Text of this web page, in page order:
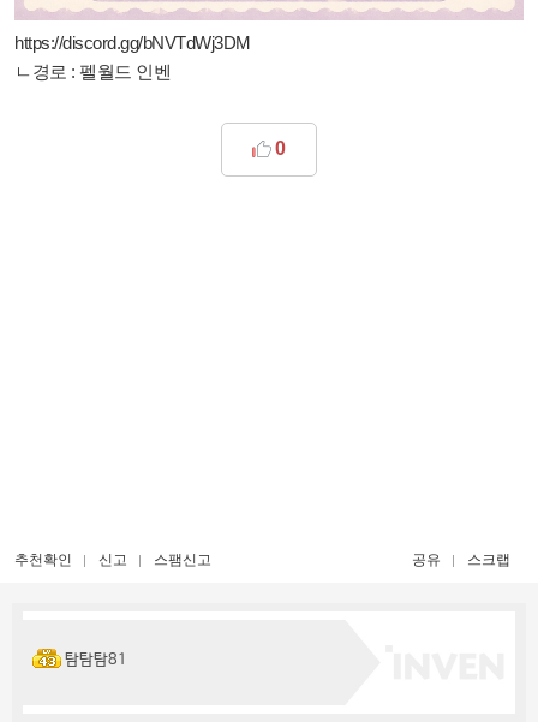
https://discord.gg/bNVTdWj3DM
ㄴ경로 : 펠월드 인벤
0
추천확인 신고 스팸신고 공유 스크랩
탐탐탐81